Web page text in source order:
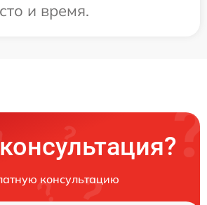
и время.
консультацию